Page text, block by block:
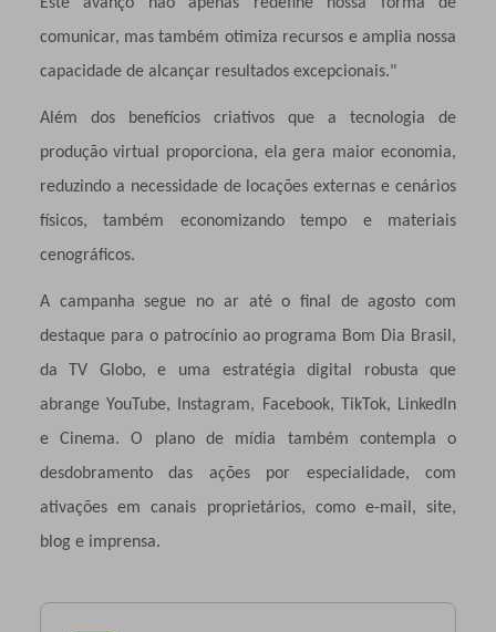
comunicar, mas também otimiza recursos e amplia nossa
capacidade de alcançar resultados excepcionais."
Além dos benefícios criativos que a tecnologia de
produção virtual proporciona, ela gera maior economia,
reduzindo a necessidade de locações externas e cenários
físicos, também economizando tempo e materiais
cenográficos.
A campanha segue no ar até o final de agosto com
destaque para o patrocínio ao programa Bom Dia Brasil,
da TV Globo, e uma estratégia digital robusta que
abrange YouTube, Instagram, Facebook, TikTok, LinkedIn
e Cinema. O plano de mídia também contempla o
desdobramento das ações por especialidade, com
ativações em canais proprietários, como e-mail, site,
blog e imprensa.